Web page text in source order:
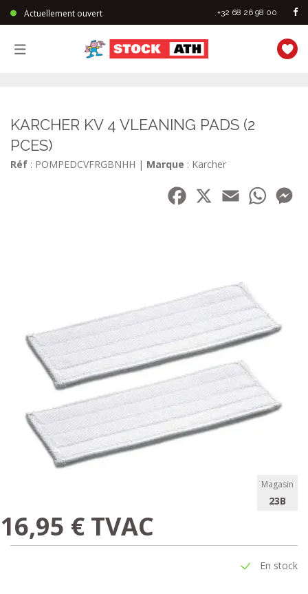
Actuellement ouvert +32 68 26 98 00
KARCHER KV 4 VLEANING PADS (2
PCES)
Réf : POMPEDCVFRGBNHH | Marque : Karcher
Facebook
Email
Magasin
23B
16,95 € TVAC
En stock